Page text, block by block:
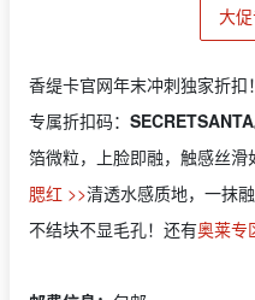
大
香缇卡官网年末冲刺独家折扣！
专属折扣码： SECRETSANTA
箔微粒，上脸即融，触感丝滑
腮红 >>清透水感质地，一抹
不结块不显毛孔！还有奥莱专